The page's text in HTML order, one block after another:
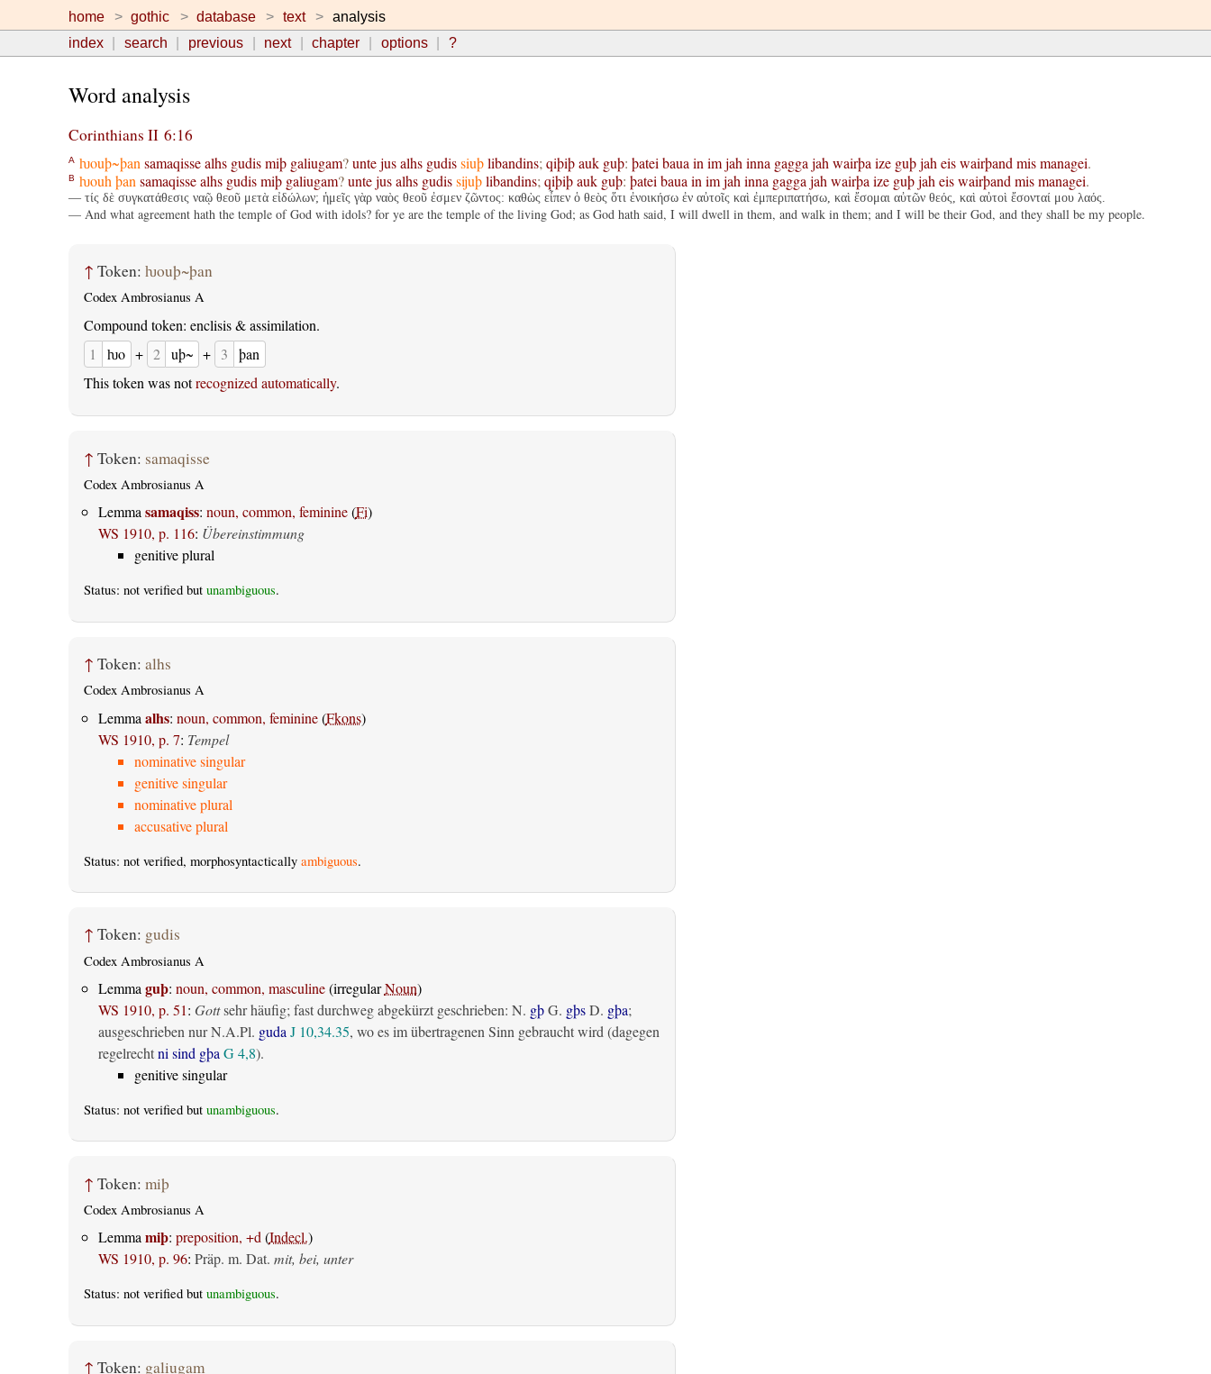
home gothic database text
analysis
index
search previous next chapter options ?
Word analysis
Corinthians II 6:16
A ƕouþ~þan samaqisse alhs gudis miþ galiugam?unte jus alhs gudis siuþ libandins; qiþiþ auk guþ: þatei baua in im jah inna gagga jah wairþa ize guþ jah eis wairþand mis managei.
B ƕouh þan samaqisse alhs gudis miþ galiugam?unte jus alhs gudis sijuþ libandins; qiþiþ auk guþ: þatei baua in im jah inna gagga jah wairþa ize guþ jah eis wairþand mis managei.
— τίς δὲ συγκατάθεσις ναῷ θεοῦ μετὰ εἰδώλων; ἡμεῖς γὰρ ναὸς θεοῦ ἐσμεν ζῶντος: καθὼς εἶπεν ὁ θεὸς ὅτι ἐνοικήσω ἐν αὐτοῖς καὶ ἐμπεριπατήσω, καὶ ἔσομαι αὐτῶν θεός, καὶ αὐτοὶ ἔσονταί μου λαός.
— And what agreement hath the temple of God with idols? for ye are the temple of the living God; as God hath said, I will dwell in them, and walk in them; and I will be their God, and they shall be my people.
↑ Token: ƕouþ~þan
Codex Ambrosianus A
Compound token: enclisis & assimilation.
1
ƕo + 2 uþ~ + 3
þan
This token was notrecognized automatically.
↑ Token: samaqisse
Codex Ambrosianus A
Lemmasamaqiss: noun, common, feminine(Fi)
WS 1910, p. 116: Übereinstimmung
genitive plural
Status: not verified but unambiguous.
↑ Token: alhs
Codex Ambrosianus A
Lemma alhs: noun, common, feminine(Fkons)
WS 1910, p. 7: Tempel
nominative singular
genitive singular
nominative plural
accusative plural
Status: not verified, morphosyntactically ambiguous.
↑ Token: gudis
Codex Ambrosianus A
Lemma guþ: noun, common, masculine(irregularNoun)
WS 1910, p. 51: Gottsehr häufig; fast durchweg abgekürzt geschrieben: N. gþG. gþsD. gþa;
ausgeschrieben nur N.A.Pl. guda J 10,34.35, wo es im übertragenen Sinn gebraucht wird (dagegen
regelrechtni sind gþa G 4,8).
genitive singular
Status: not verified but unambiguous.
↑ Token: miþ
Codex Ambrosianus A
Lemmamiþ: preposition, +d(Indecl.)
WS 1910, p. 96: Präp. m. Dat. mit, bei, unter
Status: not verified but unambiguous.
↑ Token: galiugam